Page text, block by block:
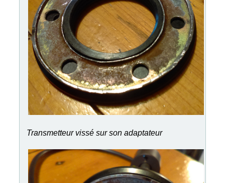
Transmetteur vissé sur son adaptateur